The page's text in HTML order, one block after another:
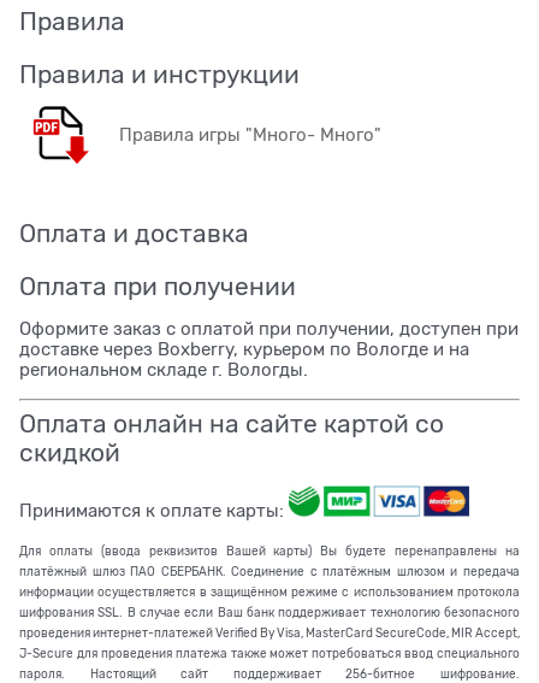
Правила
Правила и инструкции
Правила игры "Много- Много"
Оплата и доставка
Оплата при получении
Оформите заказ с оплатой при получении, доступен при
доставке через Boxberry, курьером по Вологде и на
региональном складе г. Вологды.
Оплата онлайн на сайте картой со
скидкой
Принимаются к оплате карты:
Для оплаты (ввода реквизитов Вашей карты) Вы будете перенаправлены на
платёжный шлюз ПАО СБЕРБАНК. Соединение с платёжным шлюзом и передача
информации осуществляется в защищённом режиме с использованием протокола
шифрования SSL. В случае если Ваш банк поддерживает технологию безопасного
проведения интернет-платежей Verified By Visa, MasterCard SecureCode, MIR Accept,
J-Secure для проведения платежа также может потребоваться ввод специального
пароля. Настоящий сайт поддерживает 256-битное шифрование.